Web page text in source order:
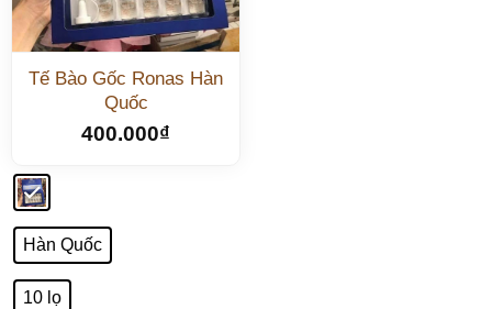
Tế Bào Gốc Ronas Hàn
Quốc
400.000₫
Hàn Quốc
10 lọ